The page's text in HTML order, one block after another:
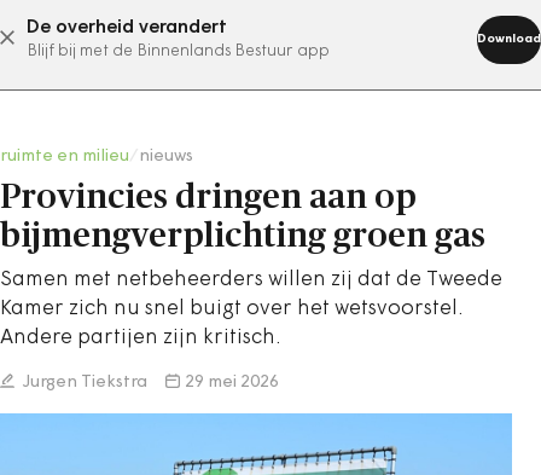
De overheid verandert
Blijf bij met de Binnenlands Bestuur app
Download
abonneer nu
ruimte en milieu nieuws
Provincies dringen aan op
bijmengverplichting groen gas
Samen met netbeheerders willen zij dat de Tweede
Kamer zich nu snel buigt over het wetsvoorstel.
Andere partijen zijn kritisch.
Jurgen Tiekstra 29 mei 2026